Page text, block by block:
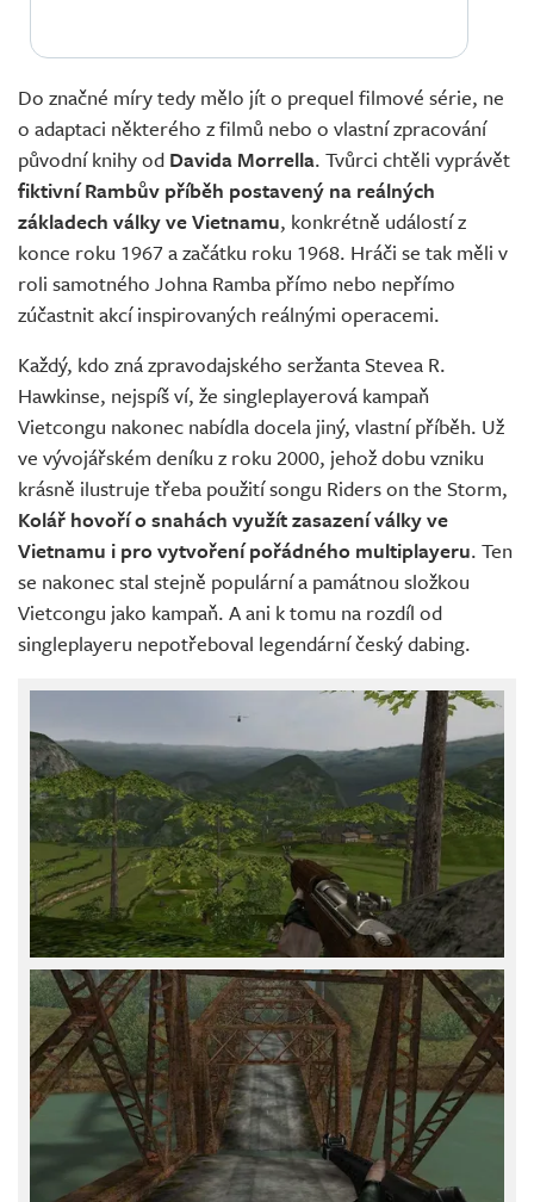
Do značné míry tedy mělo jít o prequel filmové série, ne
o adaptaci některého z filmů nebo o vlastní zpracování
původní knihy od Davida Morrella. Tvůrci chtěli vyprávět
fiktivní Rambův příběh postavený na reálných
základech války ve Vietnamu, konkrétně událostí z
konce roku 1967 a začátku roku 1968. Hráči se tak měli v
roli samotného Johna Ramba přímo nebo nepřímo
zúčastnit akcí inspirovaných reálnými operacemi.
Každý, kdo zná zpravodajského seržanta Stevea R.
Hawkinse, nejspíš ví, že singleplayerová kampaň
Vietcongu nakonec nabídla docela jiný, vlastní příběh. Už
ve vývojářském deníku z roku 2000, jehož dobu vzniku
krásně ilustruje třeba použití songu Riders on the Storm,
Kolář hovoří o snahách využít zasazení války ve
Vietnamu i pro vytvoření pořádného multiplayeru. Ten
se nakonec stal stejně populární a památnou složkou
Vietcongu jako kampaň. A ani k tomu na rozdíl od
singleplayeru nepotřeboval legendární český dabing.